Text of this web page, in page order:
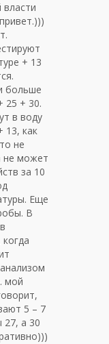
+ 13
больше
25 + 30.
в воду
13, как
не
не может
за 10
Еще
В
мой
5 – 7
27, а 30